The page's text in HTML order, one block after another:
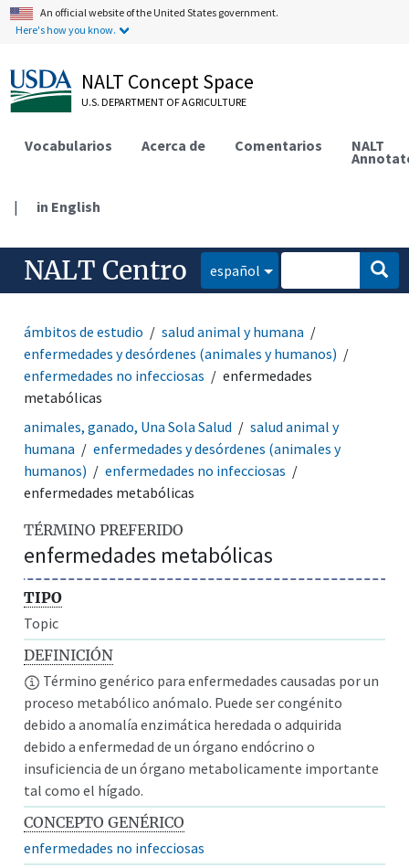
An official website of the United States government.
Here's how you know.
NALT Concept Space
U.S. DEPARTMENT OF AGRICULTURE
Vocabularios Acerca de Comentarios NALT
| in English
NALT Centro español
ámbitos de estudio
salud animal y humana
enfermedades y desórdenes (animales y humanos)
enfermedades no infecciosas
enfermedades
metabólicas
animales, ganado, Una Sola Salud
salud animal y
humana
enfermedades y desórdenes (animales y
humanos)
enfermedades no infecciosas
enfermedades metabólicas
TÉRMINO PREFERIDO
enfermedades metabólicas
TIPO
Topic
DEFINICIÓN
Término genérico para enfermedades causadas por un
proceso metabólico anómalo. Puede ser congénito
debido a anomalía enzimática heredada o adquirida
debido a enfermedad de un órgano endócrino o
insuficiencia de un órgano metabolicamente importante
tal como el hígado.
CONCEPTO GENÉRICO
enfermedades no infecciosas